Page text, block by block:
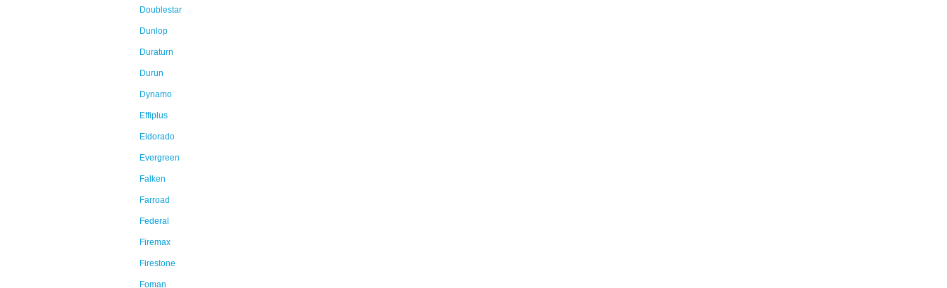
Doublestar
Dunlop
Duraturn
Durun
Dynamo
Effiplus
Eldorado
Evergreen
Falken
Farroad
Federal
Firemax
Firestone
Foman